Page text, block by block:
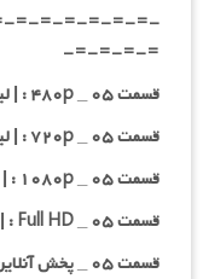
=-=-=-=-=-=-
=-=-=-=-
قسمت ۰۵ _ ۴۸۰p : | لینک مستقیم | هاردساب فارسی
قسمت ۰۵ _ ۷۲۰p : | لینک مستقیم | هاردساب فارسی
قسمت ۰۵ _ ۱۰۸۰p : | لینک مستقیم | هاردساب فارسی
قسمت ۰۵ _ Full HD : | لینک مستقیم | هاردساب فارسی
قسمت ۰۵ _ پخش آنلاین : | لینک مستقیم | هاردساب فارسی